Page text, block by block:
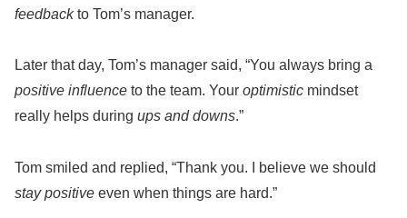
feedbackto Tom’s manager.
Later that day, Tom’s manager said, “You always bring a
positive influence to the team. Your optimistic mindset
really helps during ups and downs.”
Tom smiled and replied, “Thank you. I believe we should
stay positive even when things are hard.”